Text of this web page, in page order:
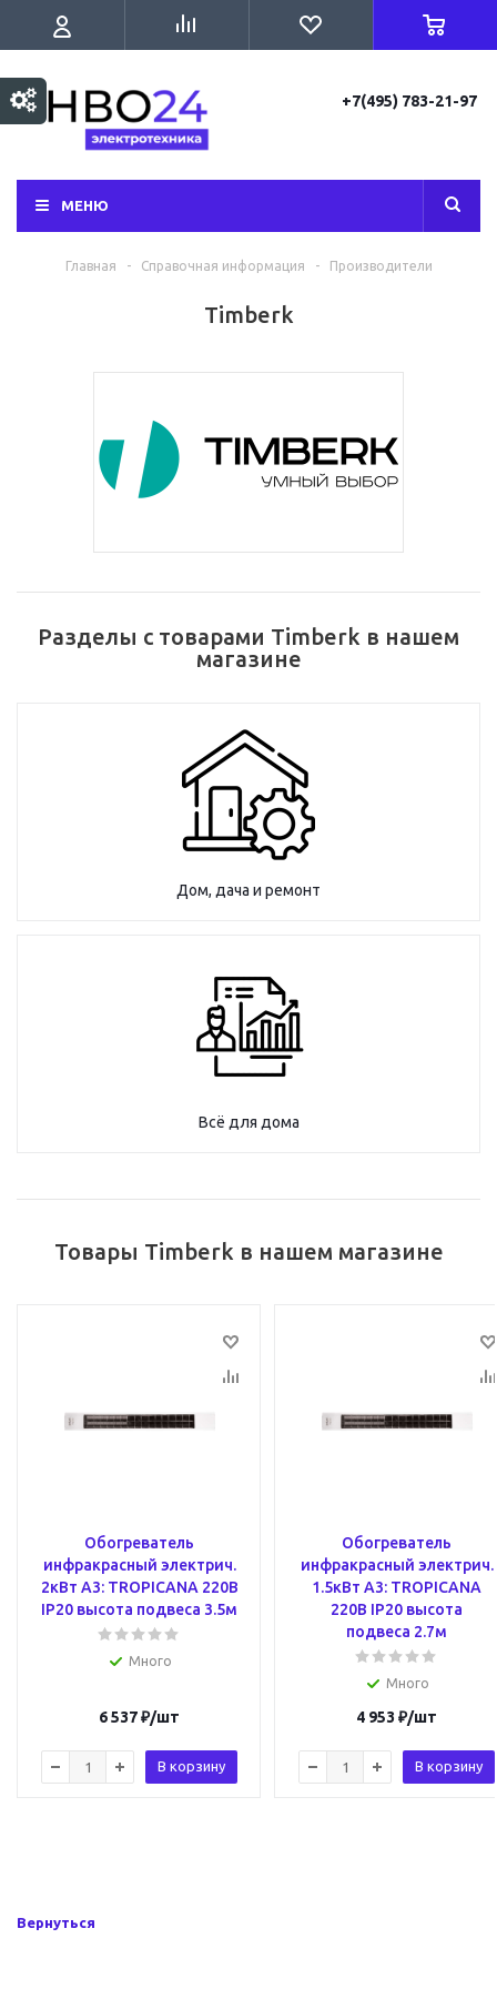
+7(495) 783-21-97
МЕНЮ
Главная - Справочная информация - Производители
Timberk
Разделы с товарами Timberk в нашем
магазине
Дом, дача и ремонт
Всё для дома
Товары Timberk в нашем магазине
Обогреватель
инфракрасный электрич.
2кВт A3: TROPICANA 220В
IP20 высота подвеса 3.5м
Много
6 537₽/шт
В корзину
Обогреватель
инфракрасный электрич.
1.5кВт A3: TROPICANA
220В IP20 высота
подвеса 2.7м
Много
4 953 ₽/шт
В корзину
Вернуться